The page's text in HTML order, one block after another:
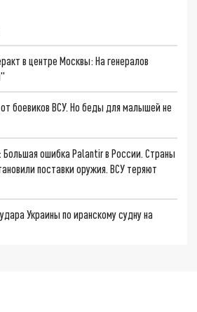
в центре Москвы: На генералов
боевиков ВСУ. Но беды для малышей не
Большая ошибка Palantir в России. Страны
поставки оружия. ВСУ теряют
Украины по иранскому судну на